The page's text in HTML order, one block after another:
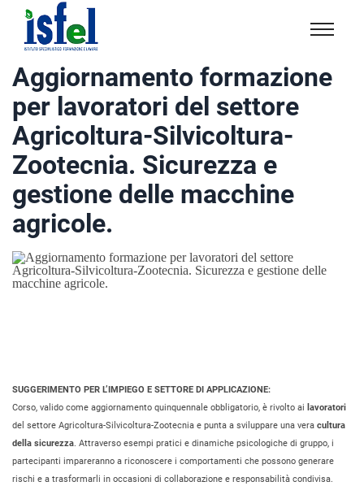
Isfel
Istituto
specialistico
formazione
e
lavoro
Aggiornamento formazione
per lavoratori del settore
Agricoltura-Silvicoltura-
Zootecnia. Sicurezza e
gestione delle macchine
agricole.
SUGGERIMENTO PER L’IMPIEGO E SETTORE DI APPLICAZIONE:
Corso, valido come aggiornamento quinquennale obbligatorio, è rivolto ai lavoratori
del settore Agricoltura-Silvicoltura-Zootecnia e punta a sviluppare una vera cultura
della sicurezza. Attraverso esempi pratici e dinamiche psicologiche di gruppo, i
partecipanti impareranno a riconoscere i comportamenti che possono generare
rischi e a trasformarli in occasioni di collaborazione e responsabilità condivisa.